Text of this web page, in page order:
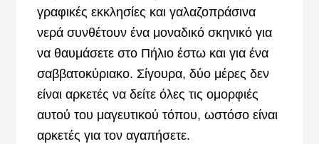
γραφικές εκκλησίες και γαλαζοπράσινα
νερά συνθέτουν ένα μοναδικό σκηνικό για
να θαυμάσετε στο Πήλιο έστω και για ένα
σαββατοκύριακο. Σίγουρα, δύο μέρες δεν
είναι αρκετές να δείτε όλες τις ομορφιές
αυτού του μαγευτικού τόπου, ωστόσο είναι
αρκετές για τον αγαπήσετε.